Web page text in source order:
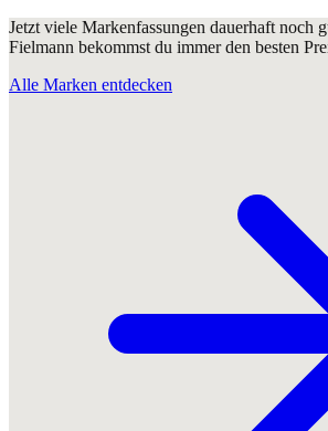
Jetzt viele Markenfassungen dauerhaft noch
Fielmann bekommst du immer den besten
Alle Marken entdecken